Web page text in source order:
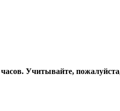
Учитывайте,